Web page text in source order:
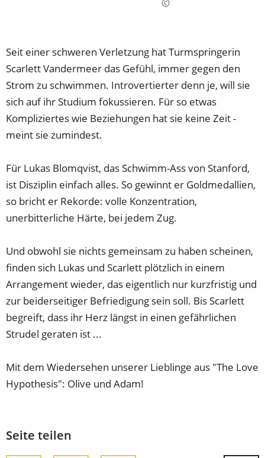
Seit einer schweren Verletzung hat Turmspringerin
Scarlett Vandermeer das Gefühl, immer gegen den
Strom zu schwimmen. Introvertierter denn je, will sie
sich auf ihr Studium fokussieren. Für so etwas
Kompliziertes wie Beziehungen hat sie keine Zeit -
meint sie zumindest.
Für Lukas Blomqvist, das Schwimm-Ass von Stanford,
ist Disziplin einfach alles. So gewinnt er Goldmedallien,
so bricht er Rekorde: volle Konzentration,
unerbitterliche Härte, bei jedem Zug.
Und obwohl sie nichts gemeinsam zu haben scheinen,
finden sich Lukas und Scarlett plötzlich in einem
Arrangement wieder, das eigentlich nur kurzfristig und
zur beiderseitiger Befriedigung sein soll. Bis Scarlett
begreift, dass ihr Herz längst in einen gefährlichen
Strudel geraten ist ...
Mit dem Wiedersehen unserer Lieblinge aus "The Love
Hypothesis": Olive und Adam!
Seite teilen